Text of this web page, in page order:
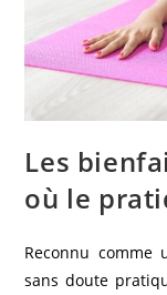
Les
où le
Reconnu
sans doute